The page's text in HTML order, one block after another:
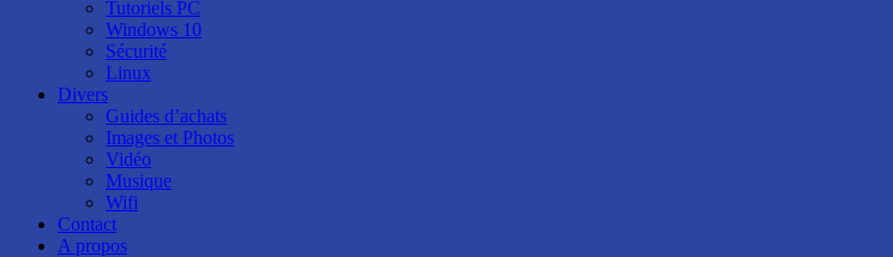
Tutoriels PC
Windows 10
Sécurité
Linux
Divers
Guides d’achats
Images et Photos
Vidéo
Musique
Wifi
Contact
A propos